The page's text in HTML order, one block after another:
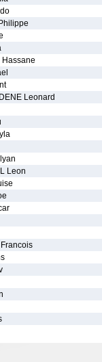
Hassane
Leonard
Leon